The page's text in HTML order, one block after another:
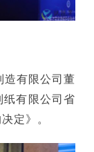
有限公司董
纸有限公司省
定》。